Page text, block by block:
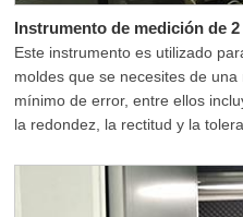
Instrumento de medición de
Este instrumento es utilizado
moldes que se necesites de
mínimo de error, entre ellos
la redondez, la rectitud y la